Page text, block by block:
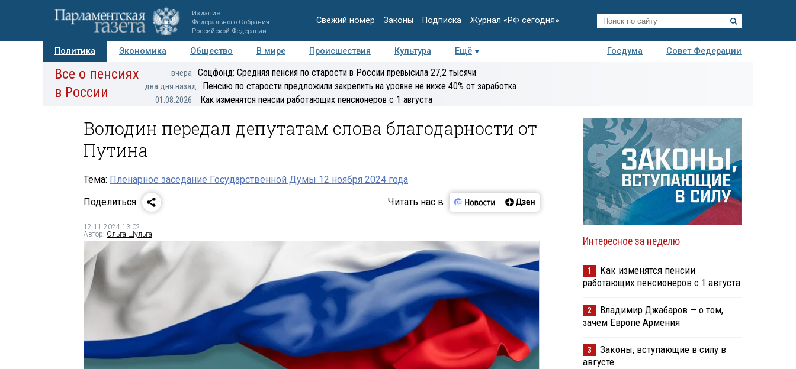
Издание
Федерального Собрания
Российской Федерации
Свежий номер Законы Подписка Журнал «РФ сегодня»
Политика Экономика Общество В мире Происшествия Культура Ещё Госдума
Совет Федерации
Авторы Персоны Мнения Регионы Медиацентр Интервью Колумнисты
экспертиза
Все о пенсиях
в России
вчера Соцфонд: Средняя пенсия по старости в России превысила 27,2 тысячи
два дня назад Пенсию по старости предложили закрепить на уровне не ниже 40% от заработка
01.08.2026 Как изменятся пенсии работающих пенсионеров с 1 августа
Володин передал депутатам слова благодарности от
Путина
Тема: Пленарное заседание Государственной Думы 12 ноября 2024 года
Поделиться
Читать нас в
12.11.2024 13:02
Автор: Ольга Шульга
Интересное за неделю
1
Как изменятся пенсии
работающих пенсионеров с 1 августа
2
Владимир Джабаров — о том,
зачем Европе Армения
3
Законы, вступающие в силу в
августе